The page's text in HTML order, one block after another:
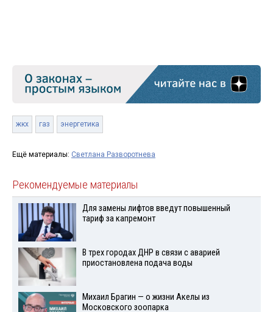
жкх газ энергетика
Ещё материалы: Светлана Разворотнева
Рекомендуемые материалы
Для замены лифтов введут повышенный
тариф за капремонт
В трех городах ДНР в связи с аварией
приостановлена подача воды
Михаил Брагин — о жизни Акелы из
Московского зоопарка